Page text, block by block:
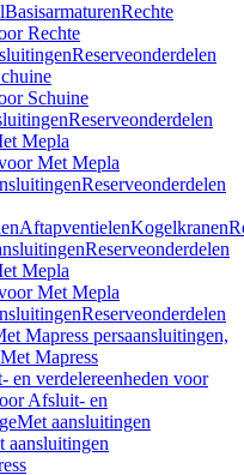
BasisarmaturenRechte
Rechte
Reserveonderdelen
Schuine
Reserveonderdelen
Mepla
Met Mepla
Reserveonderdelen
AftapventielenKogelkranen
Reserveonderdelen
Mepla
Met Mepla
Reserveonderdelen
Mapress persaansluitingen,
Mapress
en verdelereenheden voor
Afsluit- en
Met aansluitingen
aansluitingen